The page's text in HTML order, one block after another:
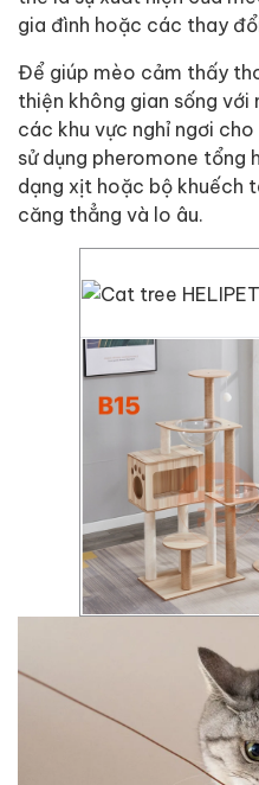
gia đình hoặc các thay
Để giúp mèo cảm thấy
thiện không gian sống với
các khu vực nghỉ ngơi
sử dụng pheromone tổng
dạng xịt hoặc bộ khuếch
căng thẳng và lo âu.